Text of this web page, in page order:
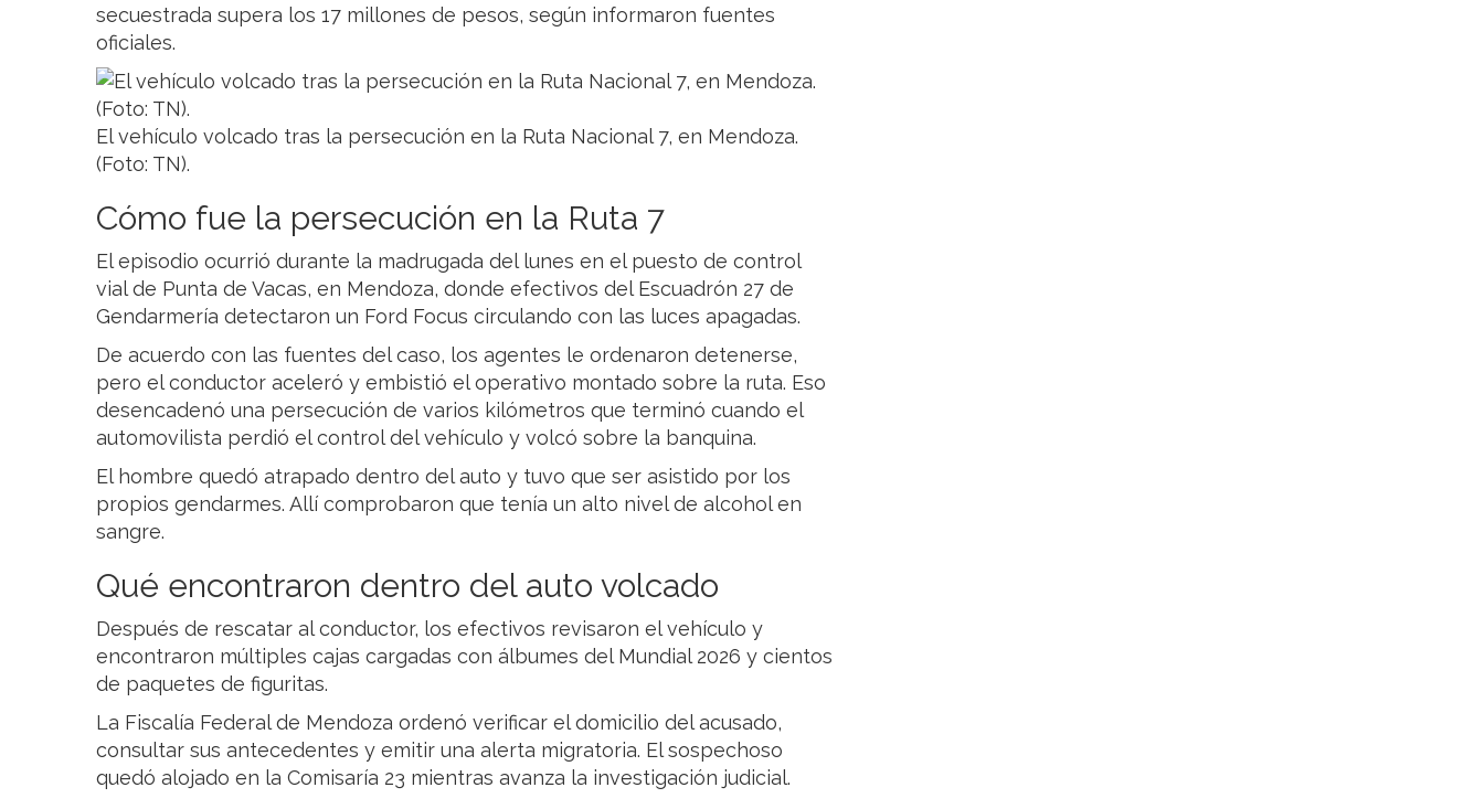
secuestrada supera los 17 millones de pesos, según informaron fuentes
oficiales.
El vehículo volcado tras la persecución en la Ruta Nacional 7, en Mendoza.
(Foto: TN).
Cómo fue la persecución en la Ruta 7
El episodio ocurrió durante la madrugada del lunes en el puesto de control
vial de Punta de Vacas, en Mendoza, donde efectivos del Escuadrón 27 de
Gendarmería detectaron un Ford Focus circulando con las luces apagadas.
De acuerdo con las fuentes del caso, los agentes le ordenaron detenerse,
pero el conductor aceleró y embistió el operativo montado sobre la ruta. Eso
desencadenó una persecución de varios kilómetros que terminó cuando el
automovilista perdió el control del vehículo y volcó sobre la banquina.
El hombre quedó atrapado dentro del auto y tuvo que ser asistido por los
propios gendarmes. Allí comprobaron que tenía un alto nivel de alcohol en
sangre.
Qué encontraron dentro del auto volcado
Después de rescatar al conductor, los efectivos revisaron el vehículo y
encontraron múltiples cajas cargadas con álbumes del Mundial 2026 y cientos
de paquetes de figuritas.
La Fiscalía Federal de Mendoza ordenó verificar el domicilio del acusado,
consultar sus antecedentes y emitir una alerta migratoria. El sospechoso
quedó alojado en la Comisaría 23 mientras avanza la investigación judicial.